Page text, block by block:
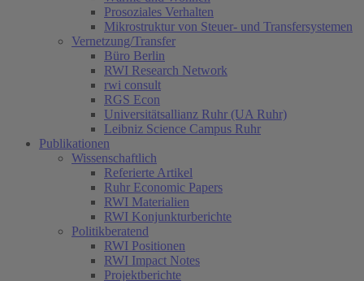
Prosoziales Verhalten
Mikrostruktur von Steuer- und Transfersystemen
Vernetzung/Transfer
Büro Berlin
RWI Research Network
rwi consult
RGS Econ
Universitätsallianz Ruhr (UA Ruhr)
Leibniz Science Campus Ruhr
Publikationen
Wissenschaftlich
Referierte Artikel
Ruhr Economic Papers
RWI Materialien
RWI Konjunkturberichte
Politikberatend
RWI Positionen
RWI Impact Notes
Projektberichte